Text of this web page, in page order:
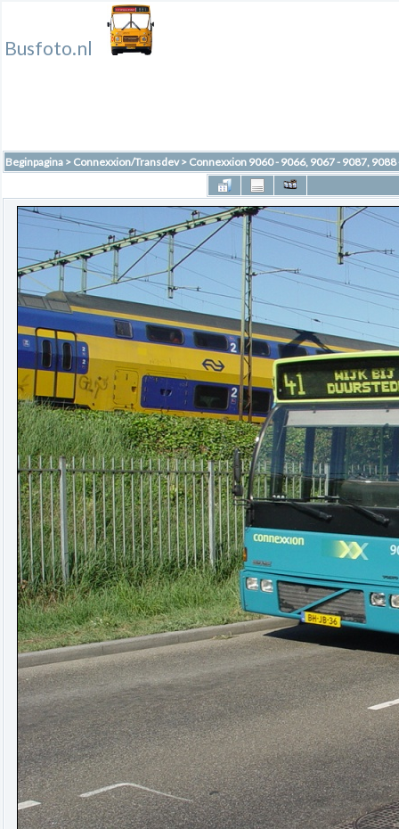
Busfoto.nl
Beginpagina > Connexxion/Transdev> Connexxion 9060 - 9066, 9067 - 9087, 9088